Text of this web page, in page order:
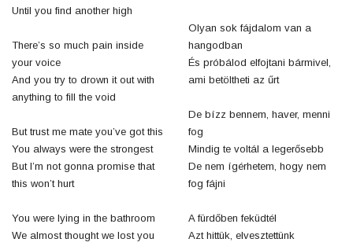
Until you find another high
There’s so much pain inside
your voice
And you try to drown it out with
anything to fill the void
But trust me mate you’ve got this
You always were the strongest
But I’m not gonna promise that
this won’t hurt
You were lying in the bathroom
We almost thought we lost you
Olyan sok fájdalom van a
hangodban
És próbálod elfojtani bármivel,
ami betöltheti az űrt
De bízz bennem, haver, menni
fog
Mindig te voltál a legerősebb
De nem ígérhetem, hogy nem
fog fájni
A fürdőben feküdtél
Azt hittük, elvesztettünk